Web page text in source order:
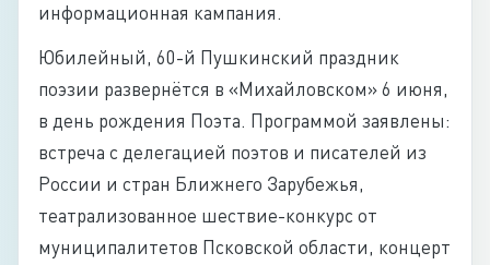
информационная кампания.
Юбилейный, 60-й Пушкинский праздник
поэзии развернётся в «Михайловском» 6 июня,
в день рождения Поэта. Программой заявлены:
встреча с делегацией поэтов и писателей из
России и стран Ближнего Зарубежья,
театрализованное шествие-конкурс от
муниципалитетов Псковской области, концерт